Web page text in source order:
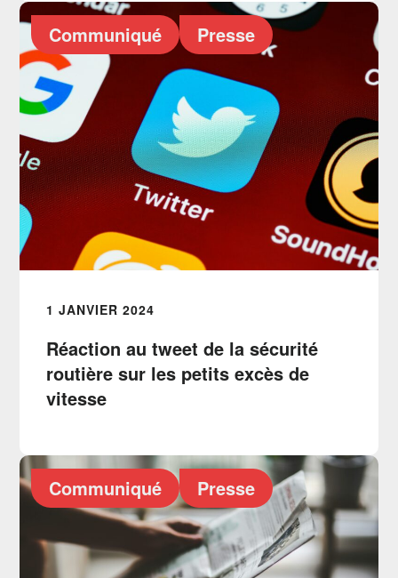
Communiqué Presse
1 JANVIER 2024
Réaction au tweet de la sécurité
routière sur les petits excès de
vitesse
Communiqué Presse